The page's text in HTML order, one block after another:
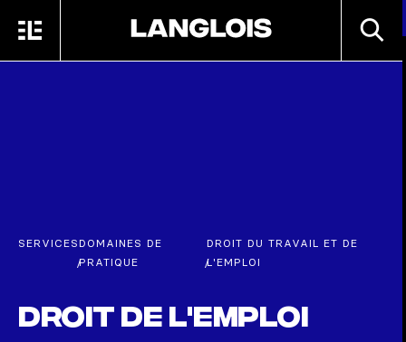
MENU
SERVICES
/
DOMAINES DE
PRATIQUE
/
DROIT DU TRAVAIL ET DE
L'EMPLOI
Droit de l'emploi